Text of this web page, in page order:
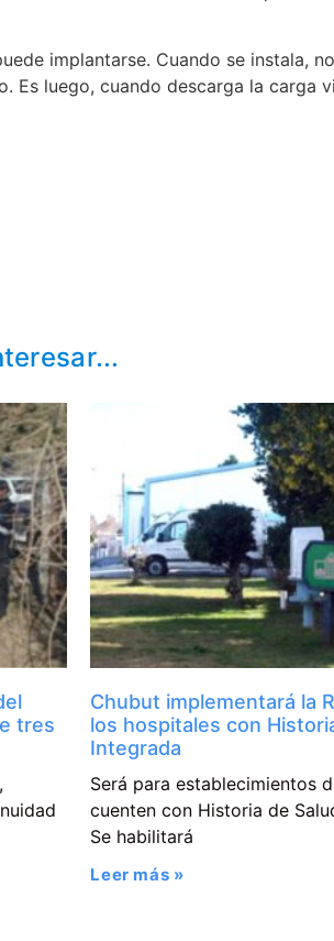
implantarse. Cuando se instala,
Es luego, cuando descarga la carga
tres
Chubut implementará la
los hospitales con
Integrada
Será para establecimientos
cuenten con Historia de
Se habilitará
Leer más »